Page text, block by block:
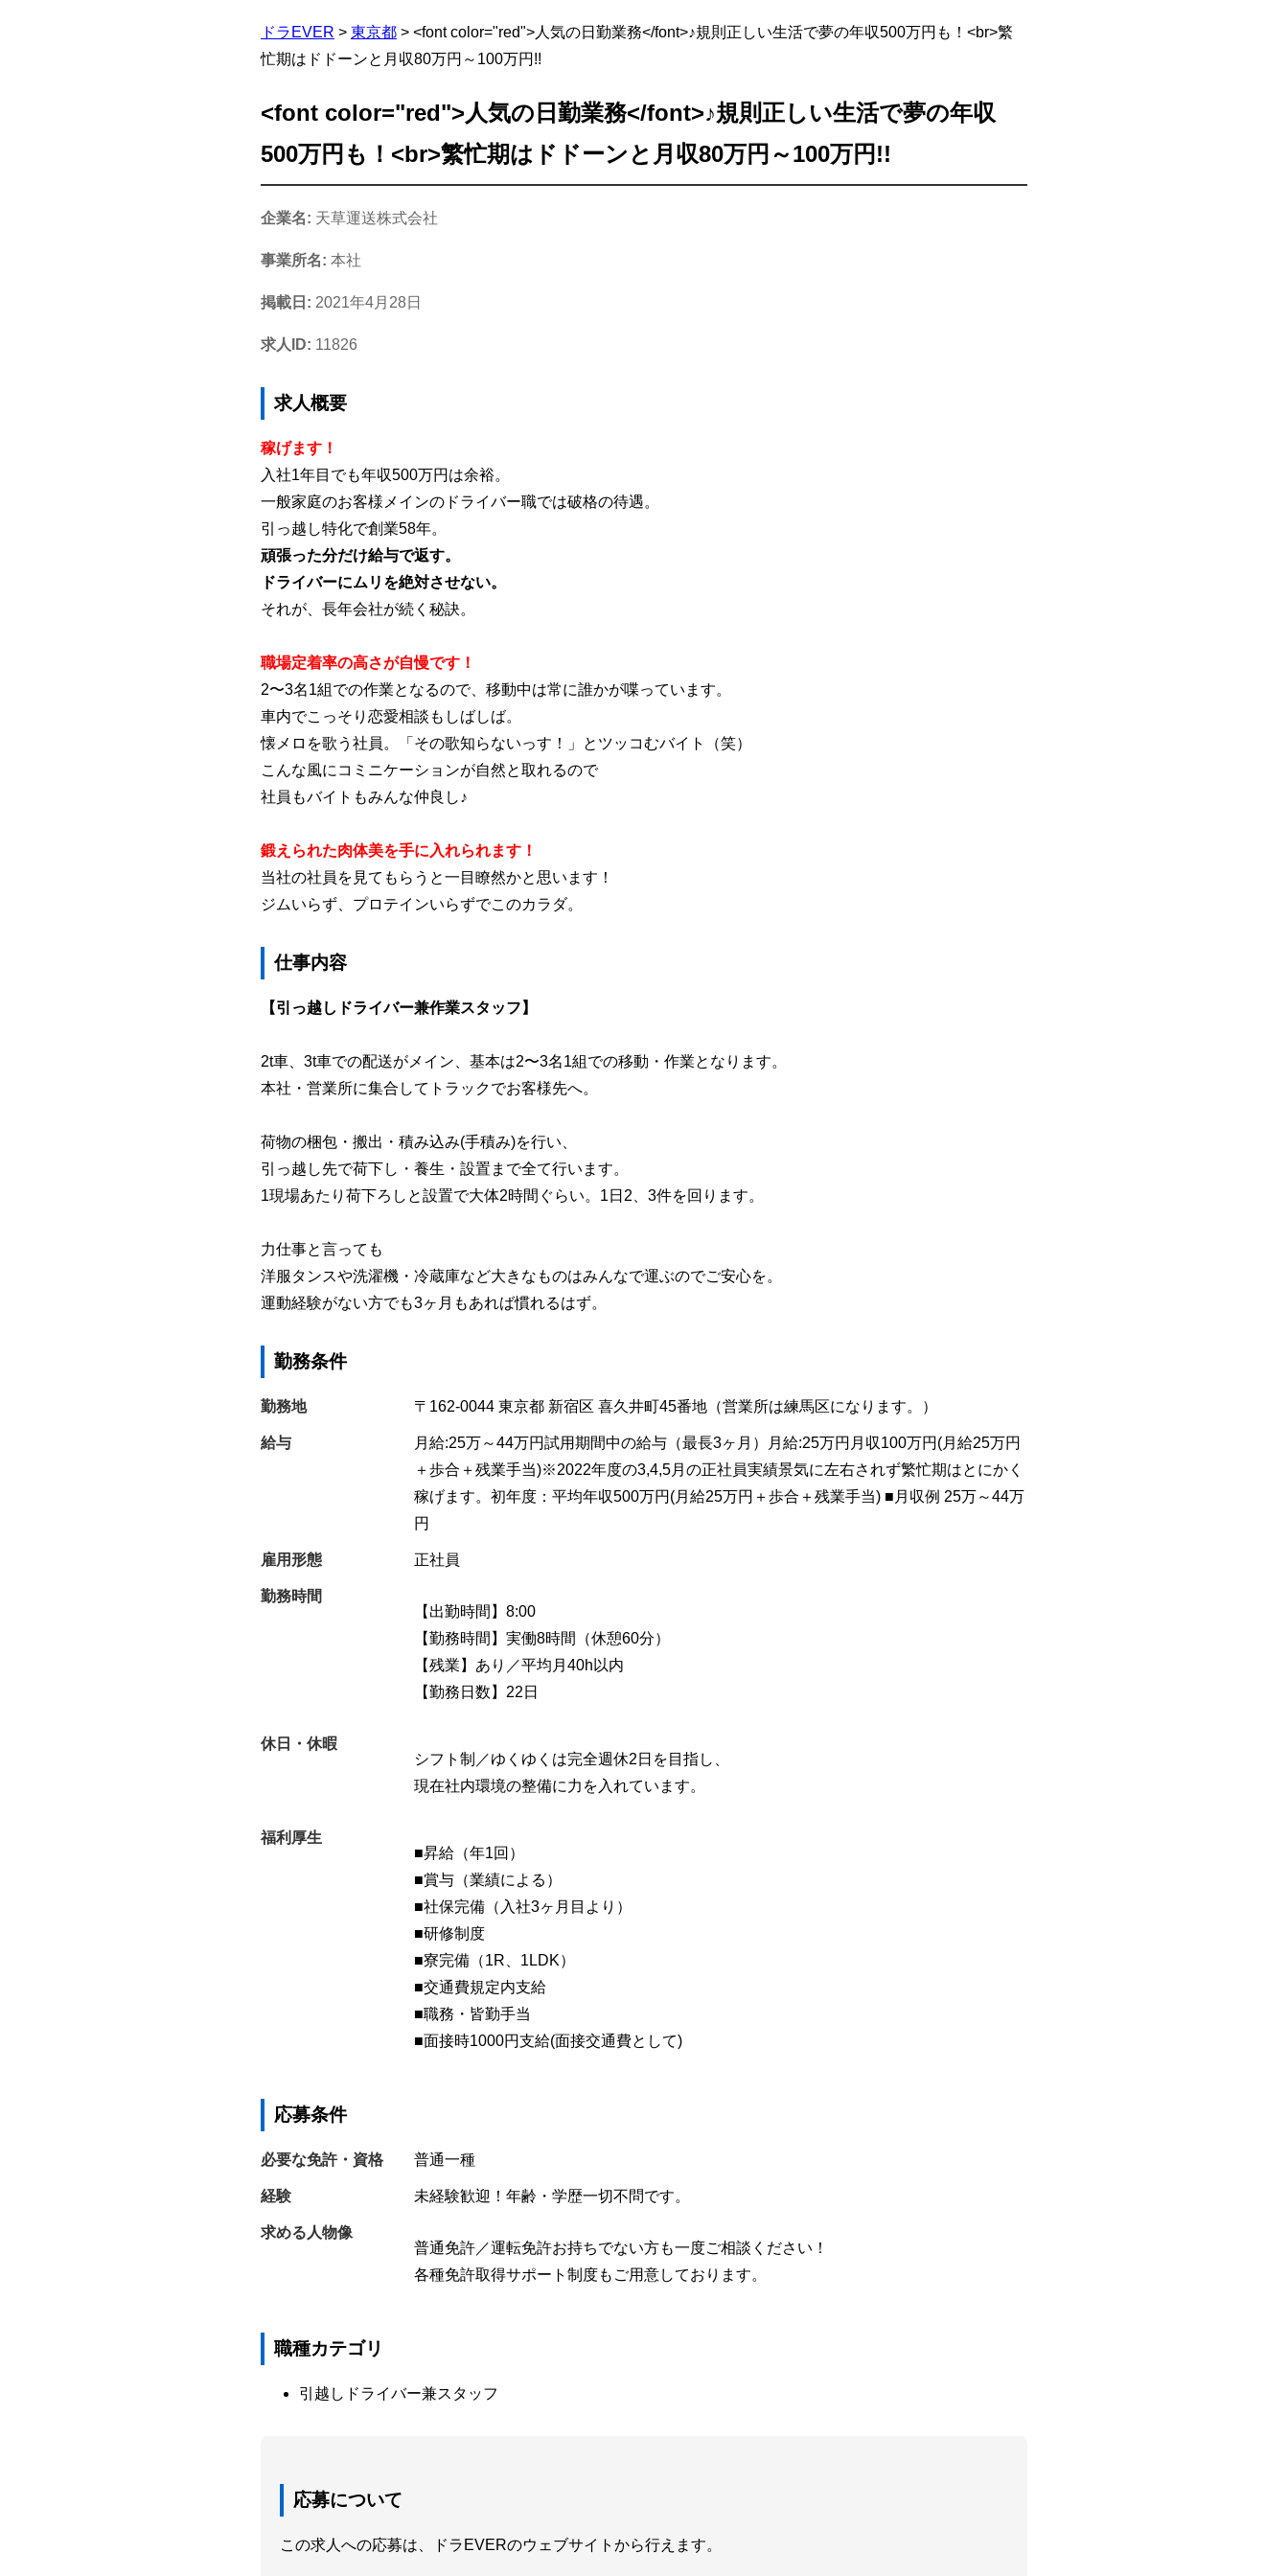
ドラEVER > 東京都 > <font color="red">人気の日勤業務</font>♪規則正しい生活で夢の年収500万円も！<br>繁
忙期はドドーンと月収80万円～100万円!!
<font color="red">人気の日勤業務</font>♪規則正しい生活で夢の年収
500万円も！<br>繁忙期はドドーンと月収80万円～100万円!!
企業名: 天草運送株式会社
事業所名: 本社
掲載日: 2021年4月28日
求人ID: 11826
求人概要
稼げます！
入社1年目でも年収500万円は余裕。
一般家庭のお客様メインのドライバー職では破格の待遇。
引っ越し特化で創業58年。
頑張った分だけ給与で返す。
ドライバーにムリを絶対させない。
それが、長年会社が続く秘訣。
職場定着率の高さが自慢です！
2〜3名1組での作業となるので、移動中は常に誰かが喋っています。
車内でこっそり恋愛相談もしばしば。
懐メロを歌う社員。「その歌知らないっす！」とツッコむバイト（笑）
こんな風にコミニケーションが自然と取れるので
社員もバイトもみんな仲良し♪
鍛えられた肉体美を手に入れられます！
当社の社員を見てもらうと一目瞭然かと思います！
ジムいらず、プロテインいらずでこのカラダ。
仕事内容
【引っ越しドライバー兼作業スタッフ】
2t車、3t車での配送がメイン、基本は2〜3名1組での移動・作業となります。
本社・営業所に集合してトラックでお客様先へ。
荷物の梱包・搬出・積み込み(手積み)を行い、
引っ越し先で荷下し・養生・設置まで全て行います。
1現場あたり荷下ろしと設置で大体2時間ぐらい。1日2、3件を回ります。
力仕事と言っても
洋服タンスや洗濯機・冷蔵庫など大きなものはみんなで運ぶのでご安心を。
運動経験がない方でも3ヶ月もあれば慣れるはず。
勤務条件
勤務地 〒162-0044 東京都 新宿区 喜久井町45番地（営業所は練馬区になります。）
給与
月給:25万～44万円試用期間中の給与（最長3ヶ月）月給:25万円月収100万円(月給25万円
＋歩合＋残業手当)※2022年度の3,4,5月の正社員実績景気に左右されず繁忙期はとにかく
稼げます。初年度：平均年収500万円(月給25万円＋歩合＋残業手当) ■月収例 25万～44万
円
雇用形態 正社員
勤務時間
【出勤時間】8:00
【勤務時間】実働8時間（休憩60分）
【残業】あり／平均月40h以内
【勤務日数】22日
休日・休暇
シフト制／ゆくゆくは完全週休2日を目指し、
現在社内環境の整備に力を入れています。
福利厚生
■昇給（年1回）
■賞与（業績による）
■社保完備（入社3ヶ月目より）
■研修制度
■寮完備（1R、1LDK）
■交通費規定内支給
■職務・皆勤手当
■面接時1000円支給(面接交通費として)
応募条件
必要な免許・資格 普通一種
経験 未経験歓迎！年齢・学歴一切不問です。
求める人物像
普通免許／運転免許お持ちでない方も一度ご相談ください！
各種免許取得サポート制度もご用意しております。
職種カテゴリ
引越しドライバー兼スタッフ
応募について
この求人への応募は、ドラEVERのウェブサイトから行えます。